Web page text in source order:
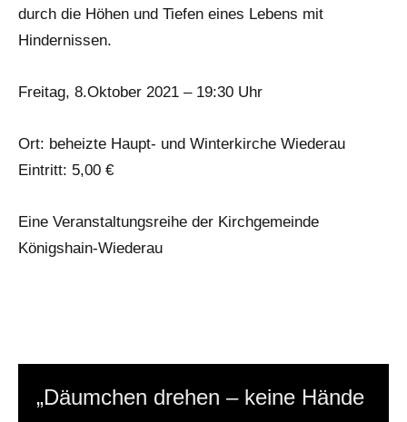
durch die Höhen und Tiefen eines Lebens mit
Hindernissen.
Freitag, 8.Oktober 2021 – 19:30 Uhr
Ort: beheizte Haupt- und Winterkirche Wiederau
Eintritt: 5,00 €
Eine Veranstaltungsreihe der Kirchgemeinde
Königshain-Wiederau
„Däumchen drehen – keine Hände